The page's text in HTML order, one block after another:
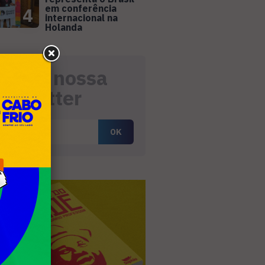
4
em conferência
internacional na
Holanda
nossa